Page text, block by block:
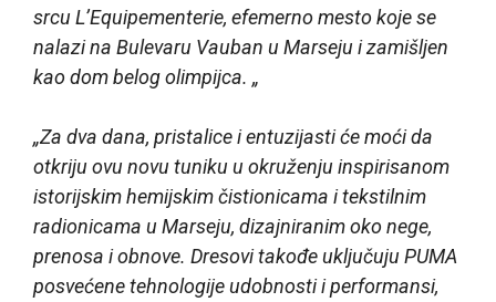
srcu L’Equipementerie, efemerno mesto koje se
nalazi na Bulevaru Vauban u Marseju i zamišljen
kao dom belog olimpijca. „
„Za dva dana, pristalice i entuzijasti će moći da
otkriju ovu novu tuniku u okruženju inspirisanom
istorijskim hemijskim čistionicama i tekstilnim
radionicama u Marseju, dizajniranim oko nege,
prenosa i obnove. Dresovi takođe uključuju PUMA
posvećene tehnologije udobnosti i performansi,